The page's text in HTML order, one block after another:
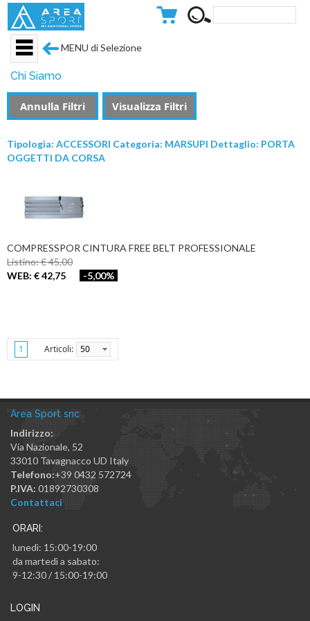
MENU di Selezione
Chi Siamo
Annulla Filtri Visualizza Filtri
Tipologia: ACCESSORI Categoria: MARSUPI Dettaglio: PORTA
OGGETTI DA CORSA
COMPRESSPOR CINTURA FREE BELT PROFESSIONALE
Listino: € 45,00
WEB: € 42,75
-5,00%
1 Articoli: 50
Area Sport snc
Indirizzo:
Via Nazionale, 52
33010 Tavagnacco UD Italy
Telefono:+39 0432 572724
P.IVA: 01892730308
Contattaci
ORARI:
lunedì: 15:00-19:00
da martedì a sabato:
9-12:30 / 15:00-19:00
LOGIN